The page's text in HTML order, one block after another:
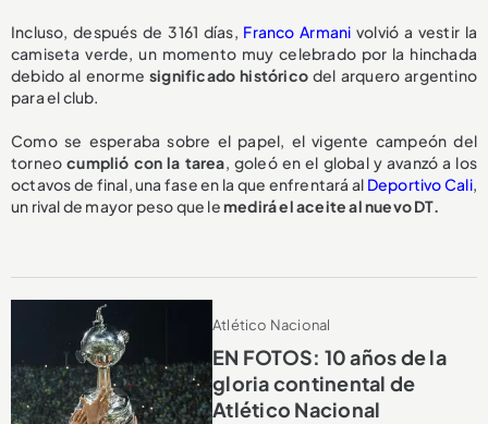
Incluso, después de 3161 días, Franco Armanivolvió a vestir la
camiseta verde, un momento muy celebrado por la hinchada
debido al enorme significado histórico del arquero argentino
para el club.
Como se esperaba sobre el papel, el vigente campeón del
torneocumplió con la tarea, goleó en el global y avanzó a los
octavos de final, una fase en la que enfrentará al Deportivo Cali,
un rival de mayor peso que lemedirá el aceite al nuevo DT.
Atlético Nacional
EN FOTOS: 10 años de la
gloria continental de
Atlético Nacional